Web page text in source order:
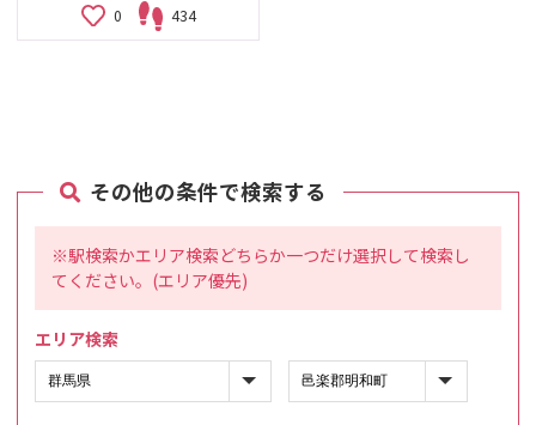
0 434
その他の条件で検索する
※駅検索かエリア検索どちらか一つだけ選択して検索し
てください。(エリア優先)
エリア検索